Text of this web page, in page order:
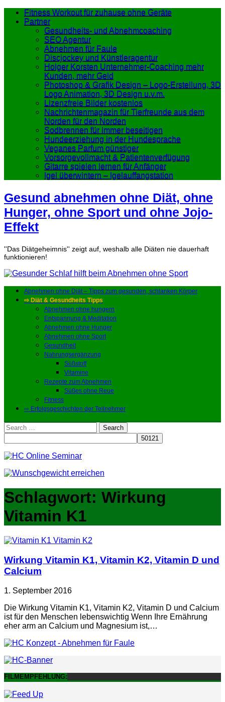
Fitness Workout für zuhause ohne Geräte
Partner
Gesundheits- und Abnehmcoaching
SEO Agentur
Abnehmen für Faule
Discjockey und Künstleragentur
Holger Korsten Unternehmer-Coaching mehr
Kunden, mehr Geld
Photoshop & Grafik Design – Logo-Erstellung, 3D
Logo Animation, 3D Design u.v.m.
Lizenzfreie Bilder kostenlos
Nachrichtenmagazin für Tierfreunde aus dem
Norden für den Norden
Sodbrennen für immer beseitigen
Hundeerziehung in der Hundesprache
Veganes Parfum günstiger
Vorsorgevollmacht & Patientenverfügung
Gitarre spielen lernen für Anfänger
Igel überwintern – Igelauffangstation
Gesund abnehmen ohne Diät, ohne
Hunger, ohne Sport und ohne Jojo-
Effekt
''Das Diätgeheimnis'' zeigt auf, weshalb alle Diäten nie dauerhaft
funktionieren!
Abnehmen ohne Diät – Tipps zum gesunden, schlanken Körper
⇨ Diät & Gesundheits Tipps
Abnehmen ohne hungern
Entspannung & Meditation
Abnehmen ohne Hunger
Abnehmen ohne Sport
Gesundheit
Nahrungsergänzung
Süßstoff
Vitamine
Rezepte zum Abnehmen
Süßes ohne Reue
Fitness
⇨ Erfolgsgeschichten der Teilnehmer
Search
for:
Schlagwort: Wirkung
Vitamin K1
Wirkung Vitamin K1, Vitamin K2, Vitamin D und
Calcium
1. September 2016
Die Wirkung Vitamin K1, Vitamin K2, Vitamin D und Calcium
ist für den Menschen lebenswichtig Wenn Ihre Ernährung
eher arm an Calcium und Magnesium ist,…
FILMEMPFEHLUNG: